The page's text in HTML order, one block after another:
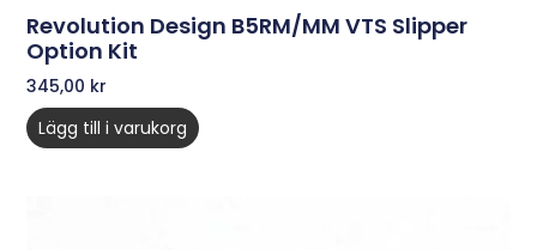
Revolution Design B5RM/MM VTS Slipper
Option Kit
345,00 kr
Lägg till i varukorg